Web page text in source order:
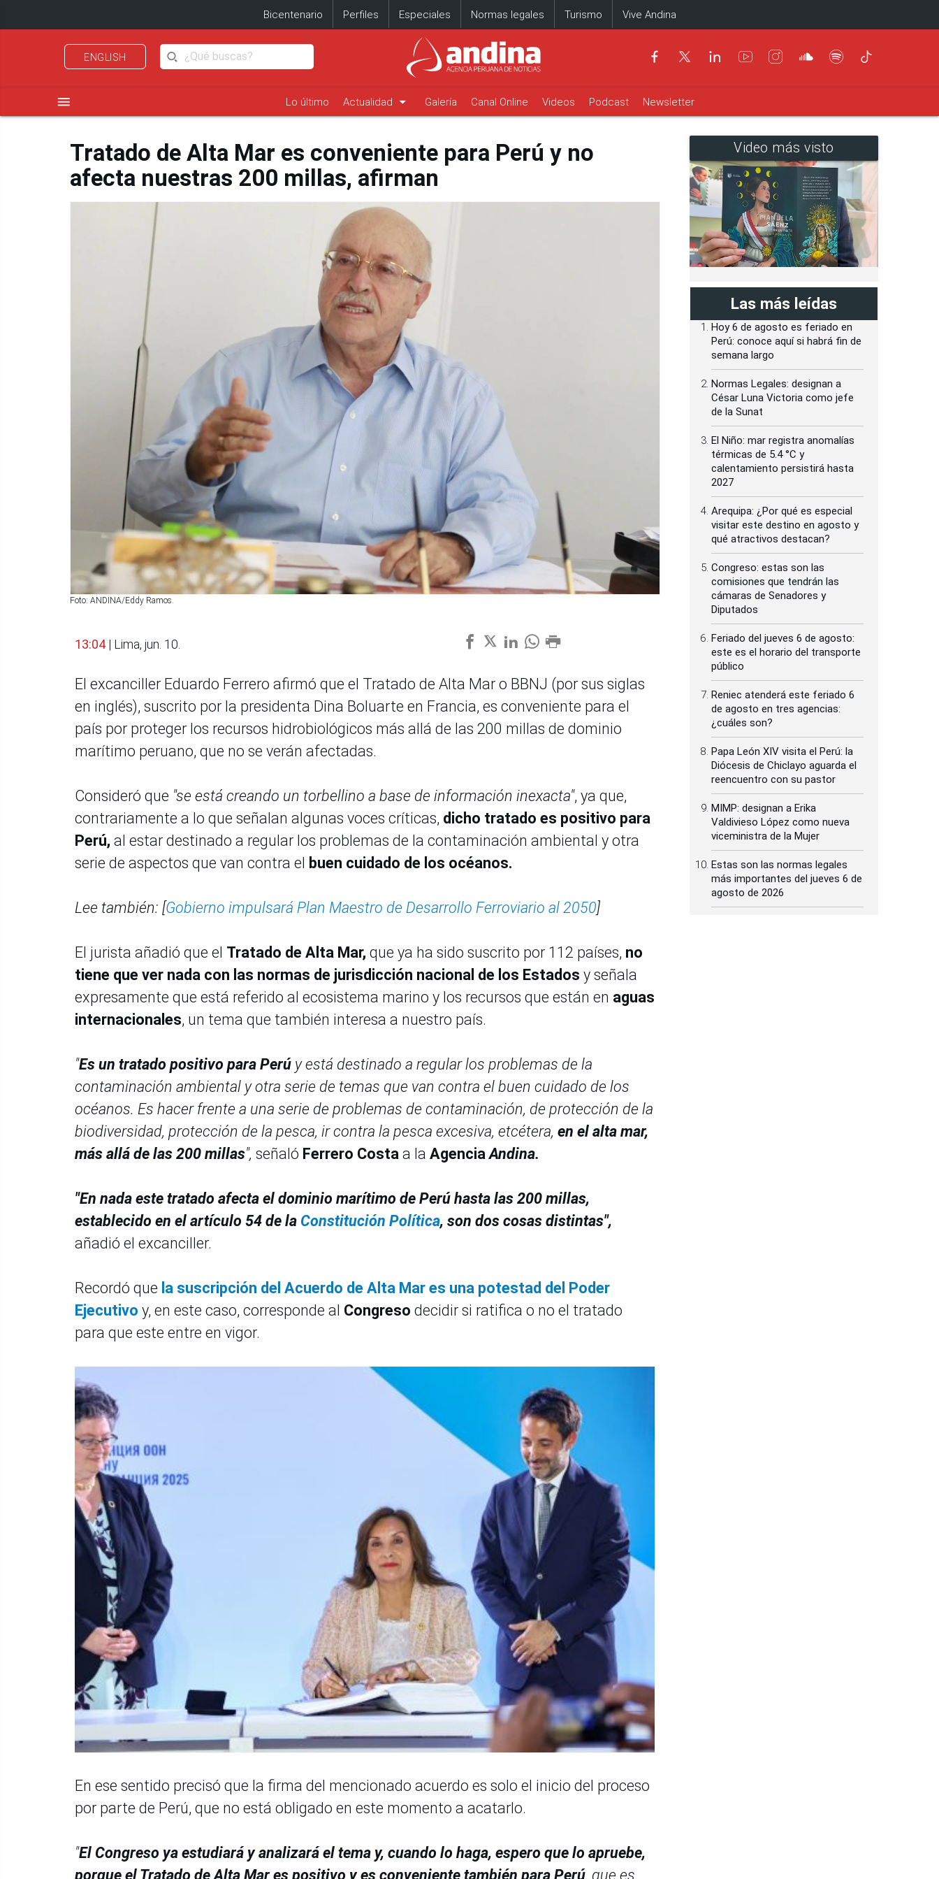
Bicentenario Perfiles Especiales Normas legales Turismo Vive Andina
ENGLISH
menu Lo último Actualidad arrow_drop_down Galería Canal Online Videos Podcast Newsletter
Tratado de Alta Mar es conveniente para Perú y no
afecta nuestras 200 millas, afirman
Foto: ANDINA/Eddy Ramos.
13:04 | Lima, jun. 10.
El excanciller Eduardo Ferrero afirmó que el Tratado de Alta Mar o BBNJ (por sus siglas
en inglés), suscrito por la presidenta Dina Boluarte en Francia, es conveniente para el
país por proteger los recursos hidrobiológicos más allá de las 200 millas de dominio
marítimo peruano, que no se verán afectadas.
Consideró que "se está creando un torbellino a base de información inexacta", ya que,
contrariamente a lo que señalan algunas voces críticas, dicho tratado es positivo para
Perú, al estar destinado a regular los problemas de la contaminación ambiental y otra
serie de aspectos que van contra el buen cuidado de los océanos.
Lee también: [Gobierno impulsará Plan Maestro de Desarrollo Ferroviario al 2050]
El jurista añadió que el Tratado de Alta Mar, que ya ha sido suscrito por 112 países, no
tiene que ver nada con las normas de jurisdicción nacional de los Estados y señala
expresamente que está referido al ecosistema marino y los recursos que están en aguas
internacionales, un tema que también interesa a nuestro país.
"Es un tratado positivo para Perú y está destinado a regular los problemas de la
contaminación ambiental y otra serie de temas que van contra el buen cuidado de los
océanos. Es hacer frente a una serie de problemas de contaminación, de protección de la
biodiversidad, protección de la pesca, ir contra la pesca excesiva, etcétera, en el alta mar,
más allá de las 200 millas", señaló Ferrero Costa a la AgenciaAndina.
"En nada este tratado afecta el dominio marítimo de Perú hasta las 200 millas,
establecido en el artículo 54 de la Constitución Política, son dos cosas distintas",
añadió el excanciller.
Recordó que la suscripción del Acuerdo de Alta Mar es una potestad del Poder
Ejecutivo y, en este caso, corresponde al Congreso decidir si ratifica o no el tratado
para que este entre en vigor.
En ese sentido precisó que la firma del mencionado acuerdo es solo el inicio del proceso
por parte de Perú, que no está obligado en este momento a acatarlo.
"El Congreso ya estudiará y analizará el tema y, cuando lo haga, espero que lo apruebe,
porque el Tratado de Alta Mar es positivo y es conveniente también para Perú, que es
Video más visto
Las más leídas
Hoy 6 de agosto es feriado en
Perú: conoce aquí si habrá fin de
semana largo
Normas Legales: designan a
César Luna Victoria como jefe
de la Sunat
El Niño: mar registra anomalías
térmicas de 5.4 °C y
calentamiento persistirá hasta
2027
Arequipa: ¿Por qué es especial
visitar este destino en agosto y
qué atractivos destacan?
Congreso: estas son las
comisiones que tendrán las
cámaras de Senadores y
Diputados
Feriado del jueves 6 de agosto:
este es el horario del transporte
público
Reniec atenderá este feriado 6
de agosto en tres agencias:
¿cuáles son?
Papa León XIV visita el Perú: la
Diócesis de Chiclayo aguarda el
reencuentro con su pastor
MIMP: designan a Erika
Valdivieso López como nueva
viceministra de la Mujer
Estas son las normas legales
más importantes del jueves 6 de
agosto de 2026